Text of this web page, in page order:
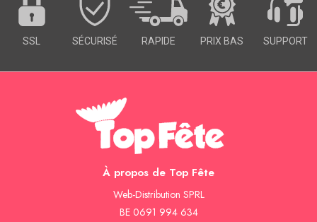
SSL SÉCURISÉ RAPIDE PRIX BAS SUPPORT
À propos de Top Fête
Web-Distribution SPRL
BE 0691 994 634